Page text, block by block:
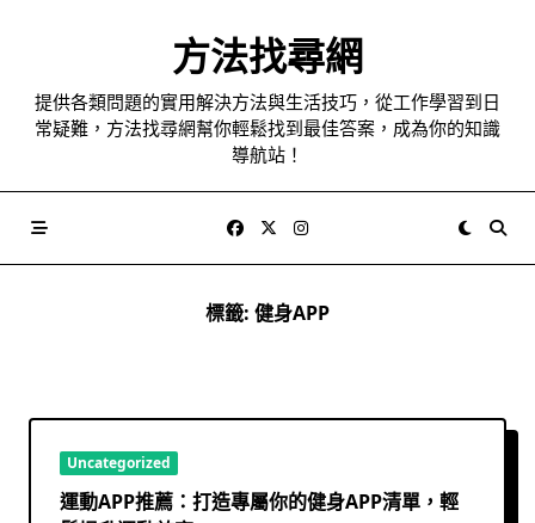
方法找尋網
提供各類問題的實用解決方法與生活技巧，從工作學習到日
常疑難，方法找尋網幫你輕鬆找到最佳答案，成為你的知識
導航站！
標籤: 健身APP
Uncategorized
運動APP推薦：打造專屬你的健身APP清單，輕